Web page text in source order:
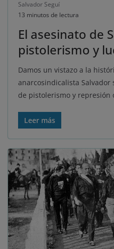
Salvador Seguí
13 minutos de lectura
El asesinato de
pistolerismo y
Damos un vistazo a la
anarcosindicalista Salvador
de pistolerismo y represión
Leer más